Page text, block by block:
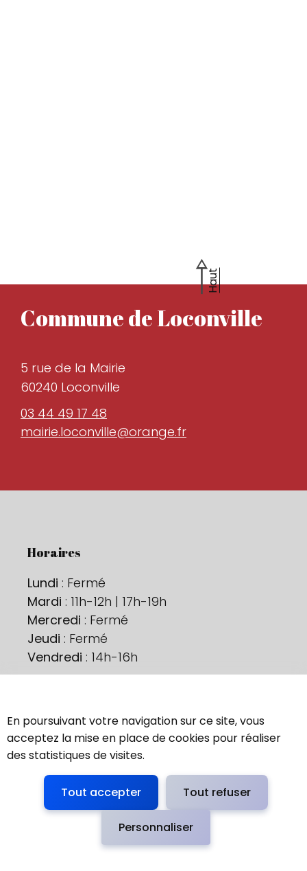
Commune de Loconville
5 rue de la Mairie
60240 Loconville
03 44 49 17 48
mairie.loconville@orange.fr
Haut
Horaires
Lundi : Fermé
Mardi : 11h-12h | 17h-19h
Mercredi : Fermé
Jeudi : Fermé
Vendredi : 14h-16h
Contactez-nous
Fièrement propulsé par l'Adico Accessibilité
Mentions Légales•Plan du site
Service Sécurisé
En poursuivant votre navigation sur ce site, vous
acceptez la mise en place de cookies pour réaliser
des statistiques de visites.
Tout accepter Tout refuser
Personnaliser